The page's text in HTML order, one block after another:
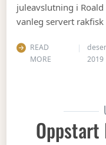
juleavslutning i
vanleg servert
READ
MORE
2019
Oppstart